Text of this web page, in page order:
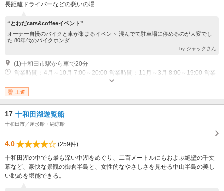
長距離ドライバーなどの憩いの場...
“とわだcars&coffeeイベント”
オーナー自慢のバイクと車が集まるイベント 混んでて駐車場に停めるのが大変でし
た 80年代のバイクホンダ...
by ジャックさん
(1)十和田市駅から車で20分
営業時間：4月～10月 7:00～20:00 営業時間：11月～3月 8:00～19:00 営業
時間：4月～10月 11:00～19:30 レストラン「つつじ」 ラストオーダー
19:00 営業時間：11月～3月 11:00～18:30 レストラン「つつじ」 ラストオ
ーダー18:00 営業時間：10:00～17:00 軽食コーナー「駒亭」
王道
17 十和田湖遊覧船
十和田市／屋形船・納涼船
4.0
(259件)
十和田湖の中でも最も深い中湖をめぐり、二百メートルにもおよぶ絶壁の千丈
幕など、豪快な景観の御倉半島と、女性的なやさしさを見せる中山半島の美し
い眺めを堪能できる。